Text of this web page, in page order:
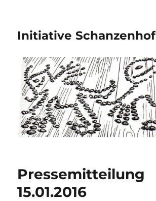
Initiative Schanzenhof
Pressemitteilung
15.01.2016